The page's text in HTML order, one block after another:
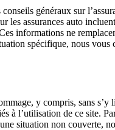
généraux sur
les assurances auto
informations ne
spécifique, nous
y compris, sans
à l’utilisation de ce site.
situation non couverte,